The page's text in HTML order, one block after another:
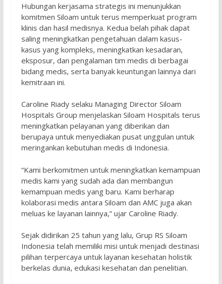
Hubungan kerjasama strategis ini menunjukkan
komitmen Siloam untuk terus memperkuat program
klinis dan hasil medisnya. Kedua belah pihak dapat
saling meningkatkan pengetahuan dalam kasus-
kasus yang kompleks, meningkatkan kesadaran,
eksposur, dan pengalaman tim medis di berbagai
bidang medis, serta banyak keuntungan lainnya dari
kemitraan ini.
Caroline Riady selaku Managing Director Siloam
Hospitals Group menjelaskan Siloam Hospitals terus
meningkatkan pelayanan yang diberikan dan
berupaya untuk menyediakan pusat unggulan untuk
meringankan kebutuhan medis di Indonesia.
“Kami berkomitmen untuk meningkatkan kemampuan
medis kami yang sudah ada dan membangun
kemampuan medis yang baru. Kami berharap
kolaborasi medis antara Siloam dan AMC juga akan
meluas ke layanan lainnya,” ujar Caroline Riady.
Sejak didirikan 25 tahun yang lalu, Grup RS Siloam
Indonesia telah memiliki misi untuk menjadi destinasi
pilihan terpercaya untuk layanan kesehatan holistik
berkelas dunia, edukasi kesehatan dan penelitian.